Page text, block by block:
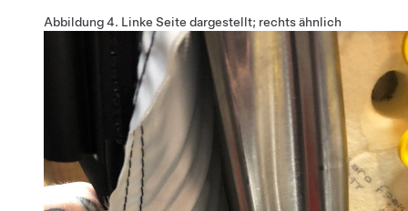
Abbildung 4. Linke Seite dargestellt; rechts ähnlich